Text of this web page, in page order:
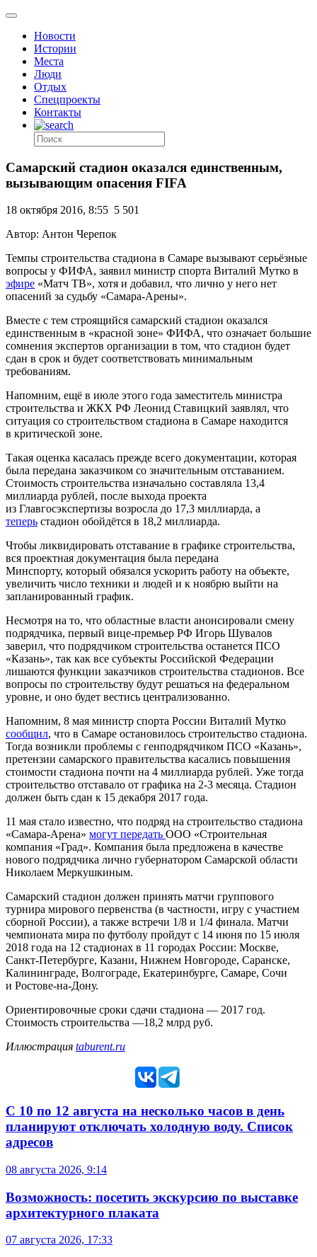
Новости
Истории
Места
Люди
Отдых
Спецпроекты
Контакты
Самарский стадион оказался единственным,
вызывающим опасения FIFA
18 октября 2016, 8:55 5 501
Автор: Антон Черепок
Темпы строительства стадиона в Самаре вызывают серьёзные
вопросы у ФИФА, заявил министр спорта Виталий Мутко в
эфире «Матч ТВ», хотя и добавил, что лично у него нет
опасений за судьбу «Самара-Арены».
Вместе с тем строящийся самарский стадион оказался
единственным в «красной зоне» ФИФА, что означает большие
сомнения экспертов организации в том, что стадион будет
сдан в срок и будет соответствовать минимальным
требованиям.
Напомним, ещё в июле этого года заместитель министра
строительства и ЖКХ РФ Леонид Ставицкий заявлял, что
ситуация со строительством стадиона в Самаре находится
в критической зоне.
Такая оценка касалась прежде всего документации, которая
была передана заказчиком со значительным отставанием.
Стоимость строительства изначально составляла 13,4
миллиарда рублей, после выхода проекта
из Главгосэкспертизы возросла до 17,3 миллиарда, а
теперь стадион обойдётся в 18,2 миллиарда.
Чтобы ликвидировать отставание в графике строительства,
вся проектная документация была передана
Минспорту, который обязался ускорить работу на объекте,
увеличить число техники и людей и к ноябрю выйти на
запланированный график.
Несмотря на то, что областные власти анонсировали смену
подрядчика, первый вице-премьер РФ Игорь Шувалов
заверил, что подрядчиком строительства останется ПСО
«Казань», так как все субъекты Российской Федерации
лишаются функции заказчиков строительства стадионов. Все
вопросы по строительству будут решаться на федеральном
уровне, и оно будет вестись централизованно.
Напомним, 8 мая министр спорта России Виталий Мутко
сообщил, что в Самаре остановилось строительство стадиона.
Тогда возникли проблемы с генподрядчиком ПСО «Казань»,
претензии самарского правительства касались повышения
стоимости стадиона почти на 4 миллиарда рублей. Уже тогда
строительство отставало от графика на 2-3 месяца. Стадион
должен быть сдан к 15 декабря 2017 года.
11 мая стало известно, что подряд на строительство стадиона
«Самара-Арена» могут передать ООО «Строительная
компания «Град». Компания была предложена в качестве
нового подрядчика лично губернатором Самарской области
Николаем Меркушкиным.
Самарский стадион должен принять матчи группового
турнира мирового первенства (в частности, игру с участием
сборной России), а также встречи 1/8 и 1/4 финала. Матчи
чемпионата мира по футболу пройдут с 14 июня по 15 июля
2018 года на 12 стадионах в 11 городах России: Москве,
Санкт-Петербурге, Казани, Нижнем Новгороде, Саранске,
Калининграде, Волгограде, Екатеринбурге, Самаре, Сочи
и Ростове-на-Дону.
Ориентировочные сроки сдачи стадиона — 2017 год.
Стоимость строительства —18,2 млрд руб.
Иллюстрация taburent.ru
С 10 по 12 августа на несколько часов в день
планируют отключать холодную воду. Список
адресов
08 августа 2026, 9:14
Возможность: посетить экскурсию по выставке
архитектурного плаката
07 августа 2026, 17:33